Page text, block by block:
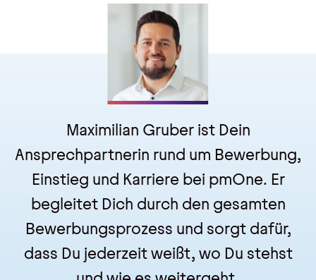
Maximilian Gruberist Dein
Ansprechpartnerin rund um Bewerbung,
Einstieg und Karriere bei pmOne. Er
begleitet Dich durch den gesamten
Bewerbungsprozess und sorgt dafür,
dass Du jederzeit weißt, wo Du stehst
Hinweisgebersystem